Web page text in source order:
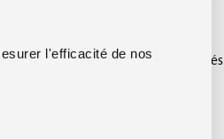
l'efficacité de nos
en charge. Ces assureurs spécialisés